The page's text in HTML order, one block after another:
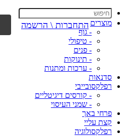
מוצרים
- גוף
- טיפולי
- פנים
- תינוקות
- ערכות ומתנות
סדנאות
רפלקסובייבי
- קורסים דיגיטליים
- שמני העיסוי
פרחי באך
קצת עליי
רפלקסולוגיה
התחברות \ הרשמה